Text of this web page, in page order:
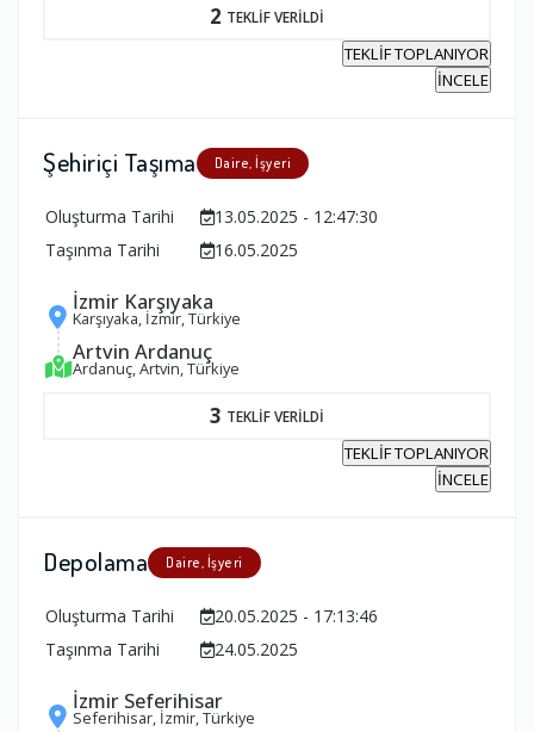
2 TEKLİF VERİLDİ
TEKLİF TOPLANIYOR
İNCELE
Şehiriçi Taşıma Daire, İşyeri
Oluşturma Tarihi
13.05.2025 - 12:47:30
Taşınma Tarihi
16.05.2025
İzmir Karşıyaka
Karşıyaka, İzmir, Türkiye
Artvin Ardanuç
Ardanuç, Artvin, Türkiye
3 TEKLİF VERİLDİ
TEKLİF TOPLANIYOR
İNCELE
Depolama Daire, İşyeri
Oluşturma Tarihi
20.05.2025 - 17:13:46
Taşınma Tarihi
24.05.2025
İzmir Seferihisar
Seferihisar, İzmir, Türkiye